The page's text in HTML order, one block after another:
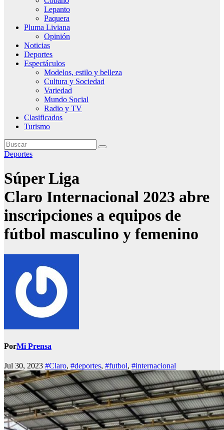
Lepanto
Paquera
Pluma Liviana
Opinión
Noticias
Deportes
Espectáculos
Modelos, estilo y belleza
Cultura y Sociedad
Variedad
Mundo Social
Radio y TV
Clasificados
Turismo
Deportes
Súper Liga
Claro Internacional 2023 abre
inscripciones a equipos de
fútbol masculino y femenino
PorMi Prensa
Jul 30, 2023 #Claro, #deportes, #futbol, #internacional